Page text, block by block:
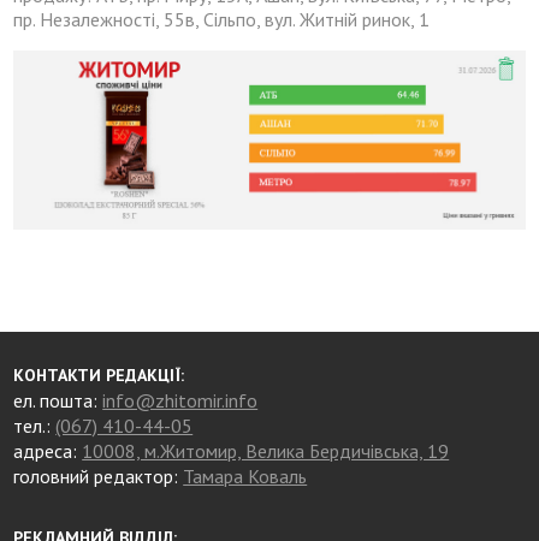
пр. Незалежності, 55в, Сільпо, вул. Житній ринок, 1
КОНТАКТИ РЕДАКЦІЇ:
ел. пошта:info@zhitomir.info
тел.: (067) 410-44-05
адреса: 10008, м.Житомир, Велика Бердичівська, 19
головний редактор: Тамара Коваль